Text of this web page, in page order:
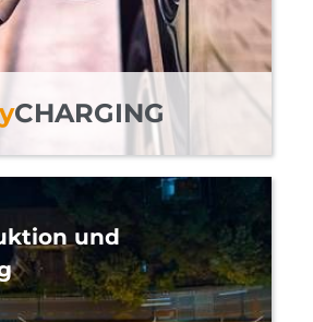
yCHARGING
und